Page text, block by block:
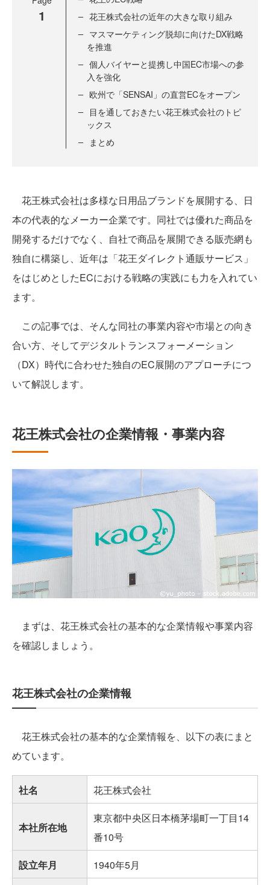
1
花王株式会社の近年の大きな取り組み
マスマーケティング脱却に向けたDX戦略
を推進
個人バイヤーと提携し中国EC市場への参
入を強化
欧州で「SENSAI」の直営ECをオープン
目を通しておきたい花王株式会社のトピ
ックス
まとめ
花王株式会社は多様な日用品ブランドを展開する、日
本の代表的なメーカー企業です。同社では優れた商品を
開発するだけでなく、自社で商品を展開できる販売網も
独自に構築し、近年は「花王ダイレクト通販サービス」
をはじめとしたECにおける戦略の実践にも力を入れてい
ます。
この記事では、そんな同社の事業内容や市場との向き
合い方、そしてデジタルトランスフォーメーション
（DX）時代に合わせた独自のEC展開のアプローチにつ
いて解説します。
花王株式会社の企業情報・事業内容
まずは、花王株式会社の基本的な企業情報や事業内容
を確認しましょう。
花王株式会社の企業情報
花王株式会社の基本的な企業情報を、以下の表にまと
めています。
社名 花王株式会社
本社所在地
東京都中央区日本橋茅場町一丁目14
番10号
設立年月
1940年5月